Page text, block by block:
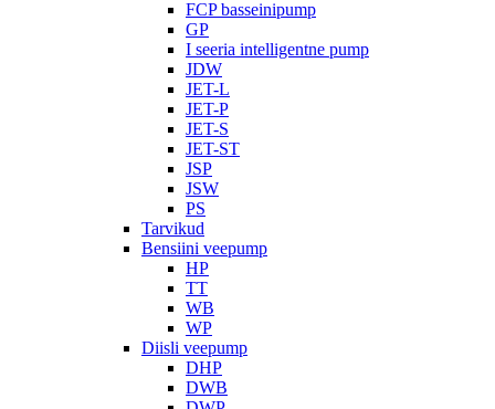
FCP basseinipump
GP
I seeria intelligentne pump
JDW
JET-L
JET-P
JET-S
JET-ST
JSP
JSW
PS
Tarvikud
Bensiini veepump
HP
TT
WB
WP
Diisli veepump
DHP
DWB